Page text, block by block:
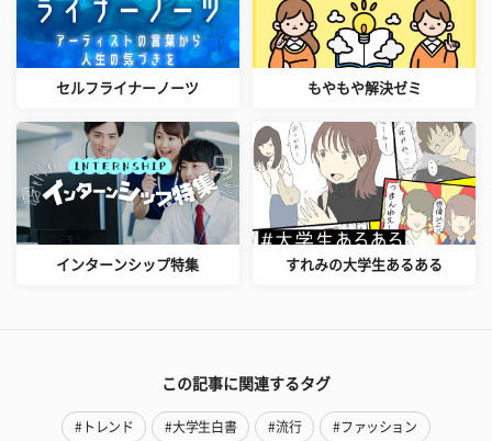
セルフライナーノーツ もやもや解決ゼミ
インターンシップ特集 すれみの大学生あるある
この記事に関連するタグ
#トレンド #大学生白書 #流行 #ファッション